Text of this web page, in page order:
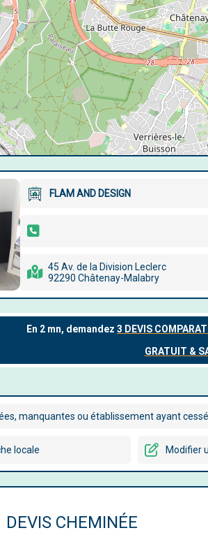
FLAM AND DESIGN
45 Av. de la Division Leclerc
92290 Châtenay-Malabry
manquantes ou établissement ayant
locale Modifier
DEVIS CHEMINÉE